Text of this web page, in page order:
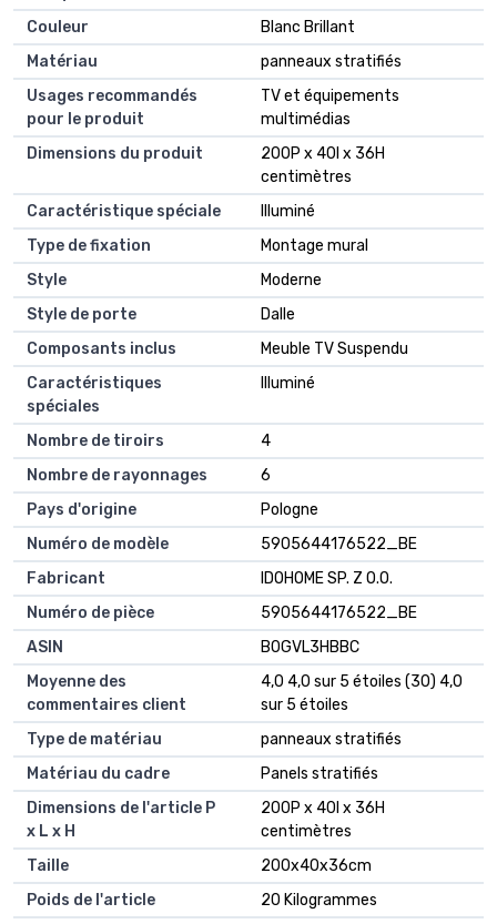
Couleur
Blanc Brillant
Matériau
panneaux stratifiés
Usages recommandés
pour le produit
TV et équipements
multimédias
Dimensions du produit
200P x 40l x 36H
centimètres
Caractéristique spéciale
Illuminé
Type de fixation
Montage mural
Style
Moderne
Style de porte
Dalle
Composants inclus
Meuble TV Suspendu
Caractéristiques
spéciales
Illuminé
Nombre de tiroirs
4
Nombre de rayonnages
6
Pays d'origine
Pologne
Numéro de modèle
5905644176522_BE
Fabricant
IDOHOME SP. Z O.O.
Numéro de pièce
5905644176522_BE
ASIN
B0GVL3HBBC
Moyenne des
commentaires client
4,0 4,0 sur 5 étoiles (30) 4,0
sur 5 étoiles
Type de matériau
panneaux stratifiés
Matériau du cadre
Panels stratifiés
Dimensions de l'article P
x L x H
200P x 40l x 36H
centimètres
Taille
200x40x36cm
Poids de l'article
20 Kilogrammes